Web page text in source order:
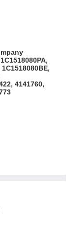
4141760,